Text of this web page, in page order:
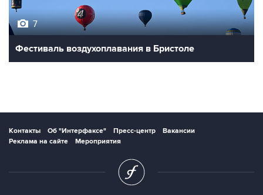
7
Фестиваль воздухоплавания в Бристоле
Контакты Об "Интерфаксе" Пресс-центр
Вакансии
Реклама на сайте
Мероприятия